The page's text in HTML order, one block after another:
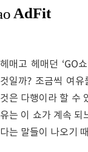
헤매고 헤매던 ‘GO
것일까? 조금씩 여
것은 다행이라 할 수
유는 이 쇼가 계속 되
다는 말들이 나오기